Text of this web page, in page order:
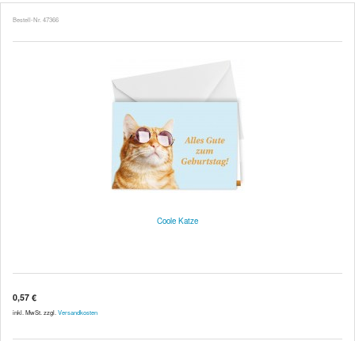
Bestell-Nr. 47366
Coole Katze
0,57 €
inkl. MwSt. zzgl. Versandkosten